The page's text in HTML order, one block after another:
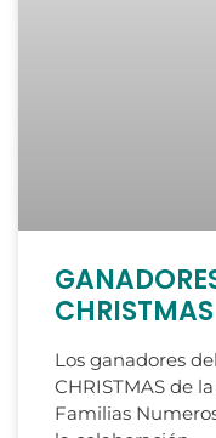
CHRISTMAS
Los ganadores
CHRISTMAS de
Familias